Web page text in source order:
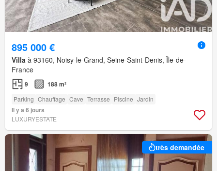
895 000 €
Villa à 93160, Noisy-le-Grand, Seine-Saint-Denis, Île-de-
France
9 188 m²
Parking Chauffage Cave Terrasse Piscine Jardin
Il y a 6 jours
LUXURYESTATE
très demandée